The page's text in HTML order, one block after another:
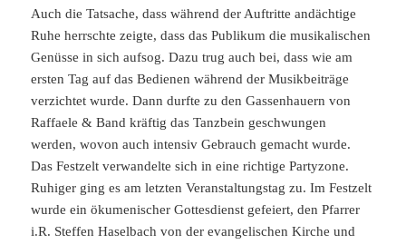
Auch die Tatsache, dass während der Auftritte andächtige
Ruhe herrschte zeigte, dass das Publikum die musikalischen
Genüsse in sich aufsog. Dazu trug auch bei, dass wie am
ersten Tag auf das Bedienen während der Musikbeiträge
verzichtet wurde. Dann durfte zu den Gassenhauern von
Raffaele & Band kräftig das Tanzbein geschwungen
werden, wovon auch intensiv Gebrauch gemacht wurde.
Das Festzelt verwandelte sich in eine richtige Partyzone.
Ruhiger ging es am letzten Veranstaltungstag zu. Im Festzelt
wurde ein ökumenischer Gottesdienst gefeiert, den Pfarrer
i.R. Steffen Haselbach von der evangelischen Kirche und